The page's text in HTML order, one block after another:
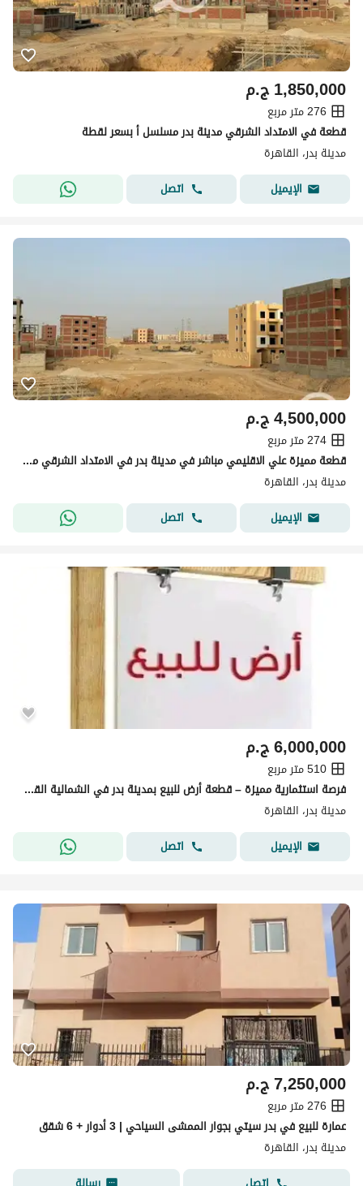
ج.م1,850,000
276 متر مربع
قطعة في الامتداد الشرقي مدينة بدر مسلسل أ بسعر لقطة
مدينة بدر، القاهرة
الإيميل
اتصل
ج.م4,500,000
274 متر مربع
قطعة مميزة علي الاقليمي مباشر في مدينة بدر في الامتداد الشرقي مسلسل ب
مدينة بدر، القاهرة
الإيميل
اتصل
ج.م6,000,000
510 متر مربع
فرصة استثمارية مميزة – قطعة أرض للبيع بمدينة بدر في الشمالية القديمة
مدينة بدر، القاهرة
الإيميل
اتصل
ج.م7,250,000
276 متر مربع
عمارة للبيع في بدر سيتي بجوار الممشى السياحي | 3 أدوار + 6 شقق
مدينة بدر، القاهرة